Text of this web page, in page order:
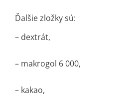
Ďalšie zložky sú:
– dextrát,
– makrogol 6 000,
– kakao,